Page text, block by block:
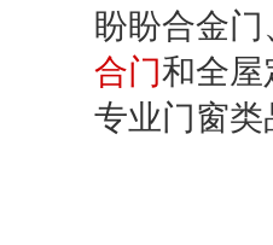
盼盼合金门
合门和全屋
专业门窗